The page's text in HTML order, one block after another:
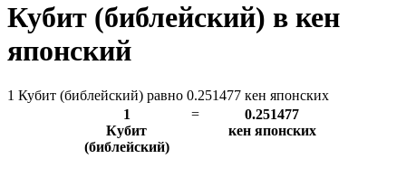
Кубит (библейский) в кен
японский
1 Кубит (библейский) равно 0.251477 кен японских
1
Кубит
(библейский)
=
0.251477
кен японских